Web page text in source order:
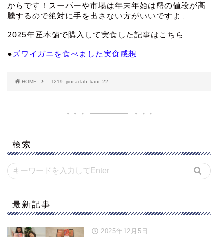
からです！スーパーや市場は年末年始は蟹の値段が高
騰するので絶対に手を出さない方がいいですよ。
2025年匠本舗で購入して実食した記事はこちら
● ズワイガニを食べました実食感想
HOME 1219_jyonaclab_kani_22
検索
最新記事
2025年12月5日